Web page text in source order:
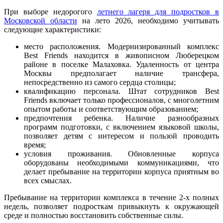
При выборе недорогого летнего лагеря для подростков в
Московской области на лето 2026, необходимо учитывать
следующие характеристики:
место расположения. Модернизированный комплекс
Best Friends находится в живописном Люберецком
районе в поселке Малаховка. Удаленность от центра
Москвы предполагает наличие трансфера,
непосредственно из самого сердца столицы;
квалификацию персонала. Штат сотрудников Best
Friends включает только профессионалов, с многолетним
опытом работы и соответствующим образованием;
предпочтения ребенка. Наличие разнообразных
программ подготовки, с включением языковой школы,
позволяет детям с интересом и пользой проводить
время;
условия проживания. Обновленные корпуса
оборудованы необходимыми коммуникациями, что
делает пребывание на территории корпуса приятным во
всех смыслах.
Пребывание на территории комплекса в течение 2-х полных
недель, позволяет подросткам привыкнуть к окружающей
среде и полностью восстановить собственные силы.